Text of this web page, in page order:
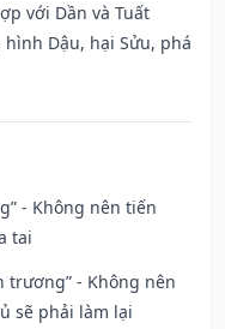
với Dần và Tuất
Dậu, hại Sửu, phá
- Không nên tiến
tai
trương” - Không nên
sẽ phải làm lại